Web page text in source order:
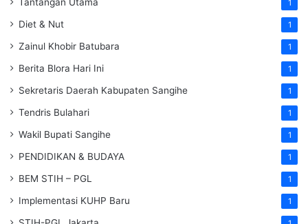
Tantangan Utama 1
Diet & Nut 1
Zainul Khobir Batubara 1
Berita Blora Hari Ini 1
Sekretaris Daerah Kabupaten Sangihe 1
Tendris Bulahari 1
Wakil Bupati Sangihe 1
PENDIDIKAN & BUDAYA 1
BEM STIH – PGL 1
Implementasi KUHP Baru 1